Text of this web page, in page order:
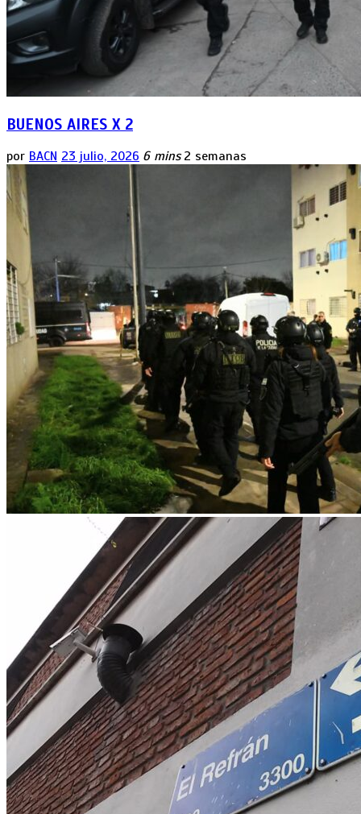
BUENOS AIRES X 2
por BACN 23 julio, 2026 6 mins 2 semanas